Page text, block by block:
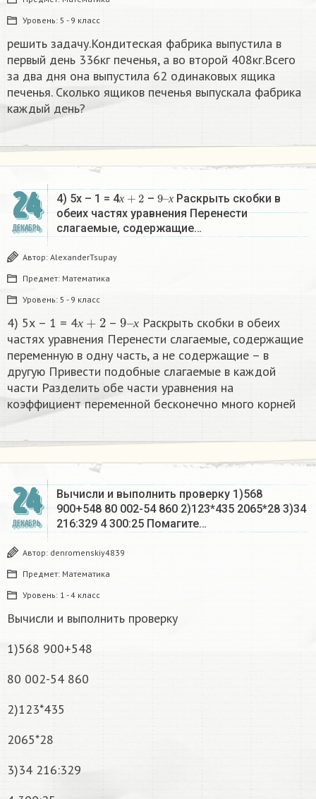
Уровень: 5 - 9 класс
решить задачу.Кондитеская фабрика выпустила в
первый день 336кг печенья, а во второй 408кг.Всего
за два дня она выпустила 62 одинаковых ящика
печенья. Сколько ящиков печенья выпускала фабрика
каждый день?
24
ДЕКАБРЬ
4) 5х – 1 = 4х
х+2 – х
9–
х
Раскрыть скобки в
обеих частях уравнения Перенести
слагаемые, содержащие…
Автор: AlexanderTsupay
Предмет: Математика
Уровень: 5 - 9 класс
4) 5х – 1 = 4х – х
9
х
Раскрыть скобки в обеих
частях уравнения Перенести слагаемые, содержащие
переменную в одну часть, а не содержащие – в
другую Привести подобные слагаемые в каждой
части Разделить обе части уравнения на
коэффициент переменной бесконечно много корней​
24
ДЕКАБРЬ
Вычисли и выполнить проверку 1)568
900+548 80 002-54 860 2)123*435 2065*28 3)34
216:329 4 300:25 Помагите…
Автор: denromenskiy4839
Предмет: Математика
Уровень: 1 - 4 класс
Вычисли и выполнить проверку
1)568 900+548
80 002-54 860
2)123*435
2065*28
3)34 216:329